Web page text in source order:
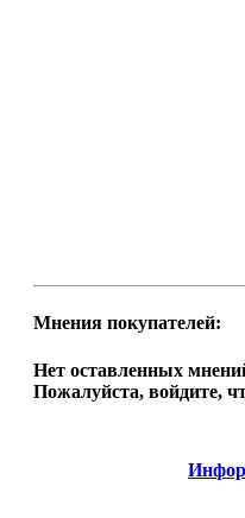
Мнения покупателей:
Нет оставленных
Пожалуйста, войдите,